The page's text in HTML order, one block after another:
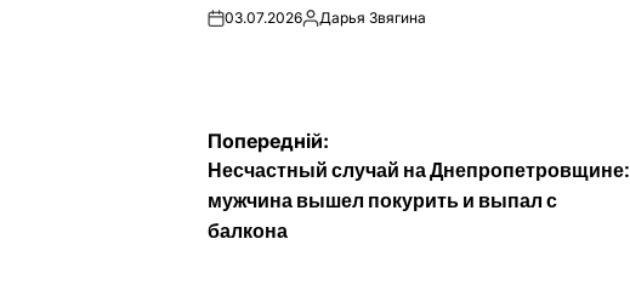
on03.07.2026Опубліковано
Дарья Звягина
Навігація
записів
Попередній:
Несчастный случай на Днепропетровщине:
мужчина вышел покурить и выпал с
балкона